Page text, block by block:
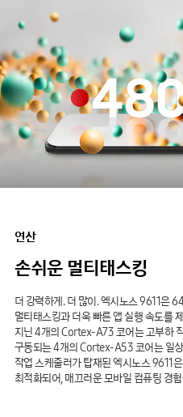
연산
손쉬운 멀티태스킹
더 강력하게. 더 많이. 엑시노스 9611은
멀티태스킹과 더욱 빠른 앱 실행 속도를
지닌 4개의 Cortex-A73 코어는 고부하
구동되는 4개의 Cortex-A53 코어는 일
작업 스케줄러가 탑재된 엑시노스 9611
최적화되어, 매끄러운 모바일 컴퓨팅 경